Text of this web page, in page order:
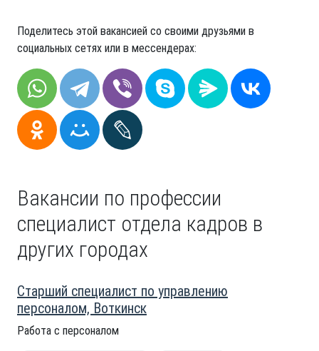
Поделитесь этой вакансией со своими друзьями в
социальных сетях или в мессендерах:
Вакансии по профессии
специалист отдела кадров в
других городах
Старший специалист по управлению
персоналом, Воткинск
Работа с персоналом